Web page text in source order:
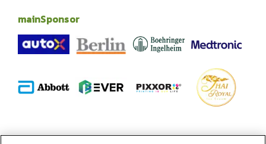
mainSponsor
alliance